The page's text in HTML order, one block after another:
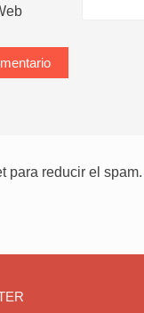
para reducir el spam.